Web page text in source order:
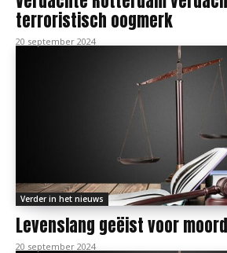
terroristisch oogmerk
20 september 2024
Verder in het nieuws
Levenslang geëist voor
20 september 2024